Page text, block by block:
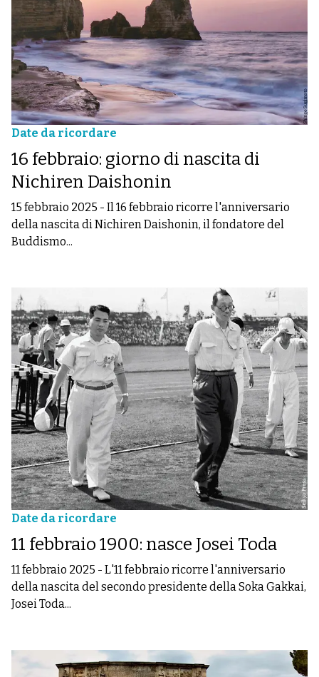
Date da ricordare
16 febbraio: giorno di nascita di
Nichiren Daishonin
15 febbraio 2025 - Il 16 febbraio ricorre l'anniversario
della nascita di Nichiren Daishonin, il fondatore del
Buddismo...
Date da ricordare
11 febbraio 1900: nasce Josei Toda
11 febbraio 2025 - L'11 febbraio ricorre l'anniversario
della nascita del secondo presidente della Soka Gakkai,
Josei Toda...